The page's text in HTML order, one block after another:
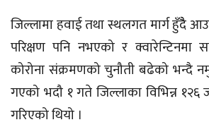
जिल्लामा हवाई तथा स्थलगत मार्ग हुँदैै
परिक्षण पनि नभएको र
कोरोना संक्रमणको चुनौती बढेको भन्दै
गएको भदौ १ गते जिल्लाका विभिन्न
गरिएको थियो ।